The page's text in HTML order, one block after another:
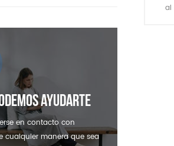
al
Ayudarte
en contacto con
cualquier manera que sea